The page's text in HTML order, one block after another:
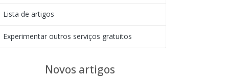
Lista de artigos
Experimentar outros serviços gratuitos
Novos artigos